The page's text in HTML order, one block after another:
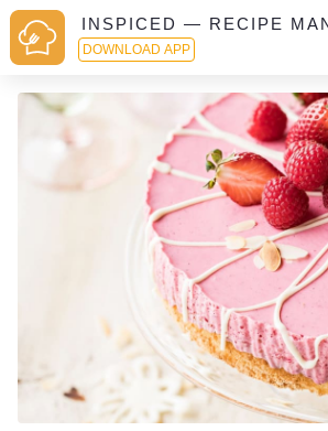
INSPICED — RECIPE
DOWNLOAD APP